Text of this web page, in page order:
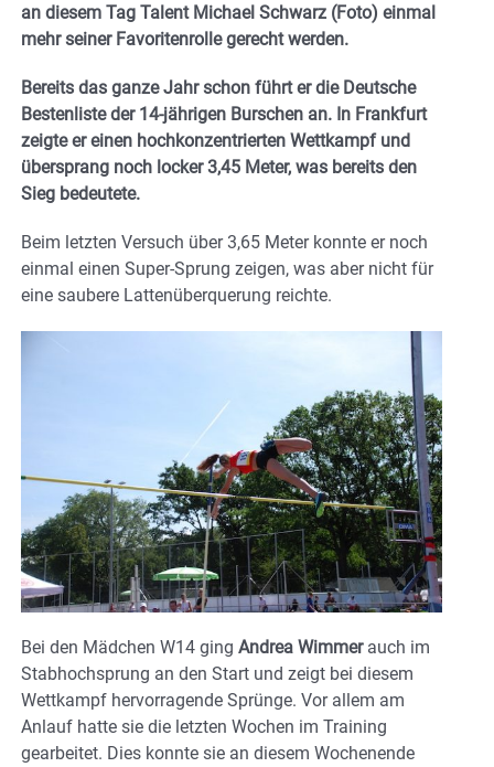
an diesem Tag Talent Michael Schwarz (Foto) einmal
mehr seiner Favoritenrolle gerecht werden.
Bereits das ganze Jahr schon führt er die Deutsche
Bestenliste der 14-jährigen Burschen an. In Frankfurt
zeigte er einen hochkonzentrierten Wettkampf und
übersprang noch locker 3,45 Meter, was bereits den
Sieg bedeutete.
Beim letzten Versuch über 3,65 Meter konnte er noch
einmal einen Super-Sprung zeigen, was aber nicht für
eine saubere Lattenüberquerung reichte.
Bei den Mädchen W14 ging Andrea Wimmerauch im
Stabhochsprung an den Start und zeigt bei diesem
Wettkampf hervorragende Sprünge. Vor allem am
Anlauf hatte sie die letzten Wochen im Training
gearbeitet. Dies konnte sie an diesem Wochenende